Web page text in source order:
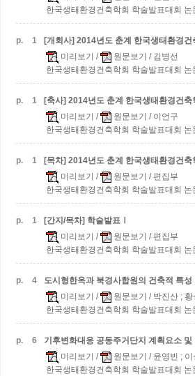
한국생태환경건축학회 학술발표대회
p. 1
[개회사] 2014년도 춘계 한국생태환경
미리보기 / 원문보기 / 김병선
한국생태환경건축학회 학술발표대회
p. 1
[축사] 2014년도 춘계 한국생태환경건축
미리보기 / 원문보기 / 이언구
한국생태환경건축학회 학술발표대회
p. 1
[목차] 2014년도 춘계 한국생태환경건축
미리보기 / 원문보기 / 편집부
한국생태환경건축학회 학술발표대회
p. 1
[간지/목차] 학술발표Ⅰ
미리보기 / 원문보기 / 편집부
한국생태환경건축학회 학술발표대회
p. 4
도시형한옥과 북경사합원의 건축적 특성
미리보기 / 원문보기 / 박진산 ;
한국생태환경건축학회 학술발표대회
p. 6
기후변화대응 공동주거단지 계획요소
미리보기 / 원문보기 / 윤영빈 ;
한국생태환경건축학회 학술발표대회